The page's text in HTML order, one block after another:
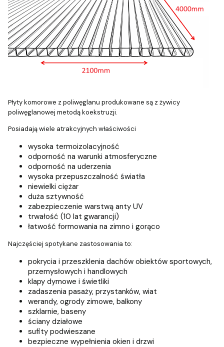
Płyty komorowe z poliwęglanu produkowane są z żywicy
poliwęglanowej metodą koekstruzji.
Posiadają wiele atrakcyjnych właściwości
wysoka termoizolacyjność
odporność na warunki atmosferyczne
odporność na uderzenia
wysoka przepuszczalność światła
niewielki ciężar
duża sztywność
zabezpieczenie warstwą anty UV
trwałość (10 lat gwarancji)
łatwość formowania na zimno i gorąco
Najczęściej spotykane zastosowania to:
pokrycia i przeszklenia dachów obiektów sportowych,
przemysłowych i handlowych
klapy dymowe i świetliki
zadaszenia pasaży, przystanków, wiat
werandy, ogrody zimowe, balkony
szklarnie, baseny
ściany działowe
sufity podwieszane
bezpieczne wypełnienia okien i drzwi